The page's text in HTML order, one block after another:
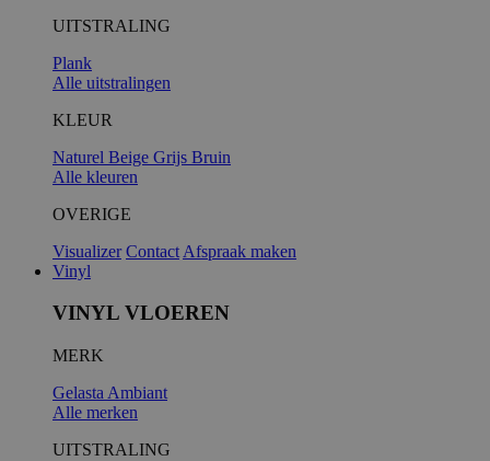
UITSTRALING
Plank
Alle uitstralingen
KLEUR
Naturel Beige Grijs Bruin
Alle kleuren
OVERIGE
Visualizer Contact Afspraak maken
Vinyl
VINYL VLOEREN
MERK
Gelasta Ambiant
Alle merken
UITSTRALING